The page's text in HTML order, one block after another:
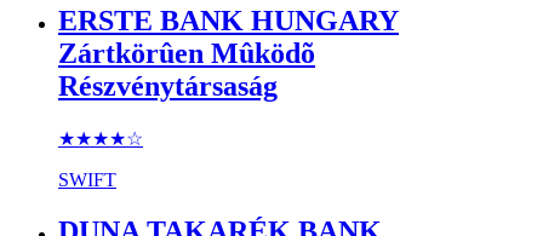
ERSTE BANK HUNGARY
Zártkörûen Mûködõ
Részvénytársaság
★★★★☆
SWIFT